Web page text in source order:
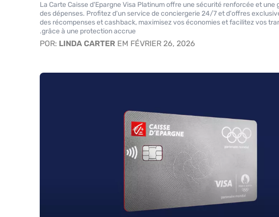
La Carte Caisse d'Epargne Visa Platinum offre une sécurité renforcée et une
des dépenses. Profitez d'un service de conciergerie 24/7 et d'offres
des récompenses et cashback, maximisez vos économies et facilitez vos
grâce à une protection accrue.
POR: LINDA CARTER EM FÉVRIER 26, 2026